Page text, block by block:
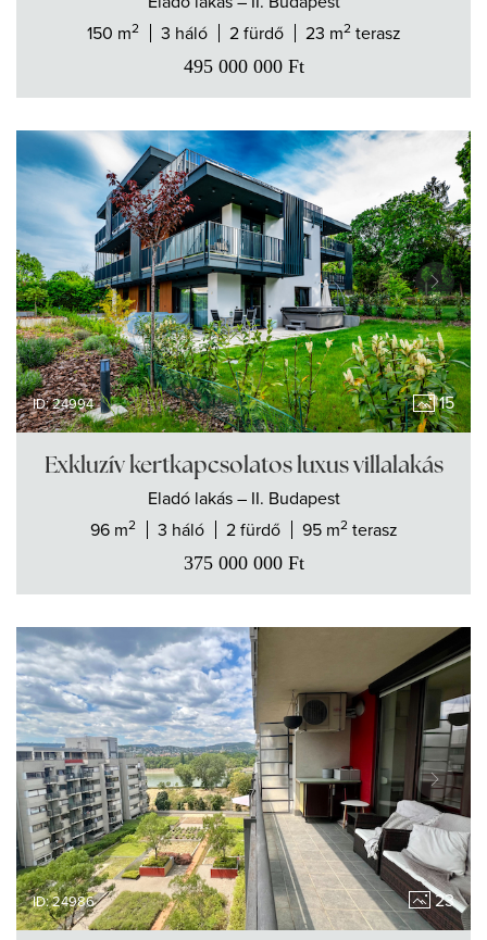
150 m2 3 háló 2 fürdő 23 m2terasz
495 000 000 Ft
ID: 24994 15
Exkluzív kertkapcsolatos luxus villalakás
Eladó lakás – II. Budapest
96 m2 3 háló 2 fürdő 95 m2terasz
375 000 000 Ft
ID: 24986 23